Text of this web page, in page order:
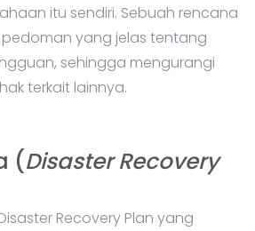
itu sendiri. Sebuah rencana
yang jelas tentang
sehingga mengurangi
terkait lainnya.
(Disaster Recovery
Recovery Plan yang